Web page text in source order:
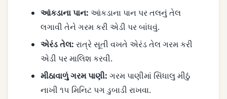
આંકડાના પાન: આંકડાના પાન પર તલનું તેલ
લગાવી તેને ગરમ કરી એડી પર બાંધવું.
એરંડ તેલ: રાત્રે સૂતી વખતે એરંડ તેલ ગરમ કરી
એડી પર માલિશ કરવી.
મીઠાવાળું ગરમ પાણી: ગરમ પાણીમાં સિંધાલુ મીઠું
નાખી ૧૫ મિનિટ પગ ડુબાડી રાખવા.